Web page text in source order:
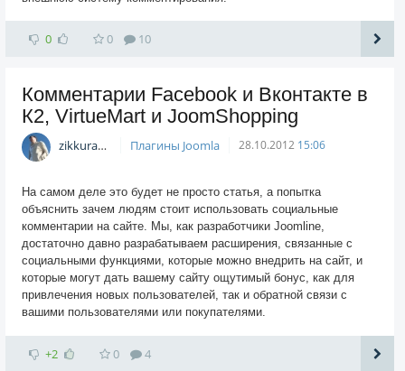
0 0 10
Комментарии Facebook и Вконтакте в
К2, VirtueMart и JoomShopping
zikkuratvk Плагины Joomla 28.10.2012 15:06
На самом деле это будет не просто статья, а попытка
объяснить зачем людям стоит использовать социальные
комментарии на сайте. Мы, как разработчики Joomline,
достаточно давно разрабатываем расширения, связанные с
социальными функциями, которые можно внедрить на сайт, и
которые могут дать вашему сайту ощутимый бонус, как для
привлечения новых пользователей, так и обратной связи с
вашими пользователями или покупателями.
+2 0 4